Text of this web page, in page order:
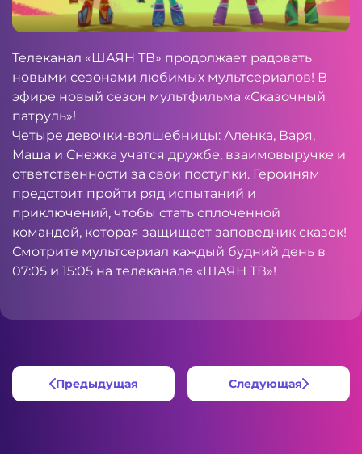
Телеканал «ШАЯН ТВ» продолжает радовать
новыми сезонами любимых мультсериалов! В
эфире новый сезон мультфильма «Сказочный
патруль»!
Четыре девочки-волшебницы: Аленка, Варя,
Маша и Снежка учатся дружбе, взаимовыручке и
ответственности за свои поступки. Героиням
предстоит пройти ряд испытаний и
приключений, чтобы стать сплоченной
командой, которая защищает заповедник сказок!
Смотрите мультсериал каждый будний день в
07:05 и 15:05 на телеканале «ШАЯН ТВ»!
Предыдущая Следующая